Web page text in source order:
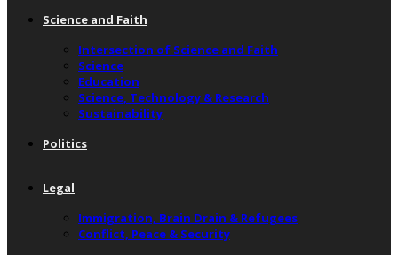
Science and Faith
Intersection of Science and Faith
Science
Education
Science, Technology & Research
Sustainability
Politics
Legal
Immigration, Brain Drain & Refugees
Conflict, Peace & Security